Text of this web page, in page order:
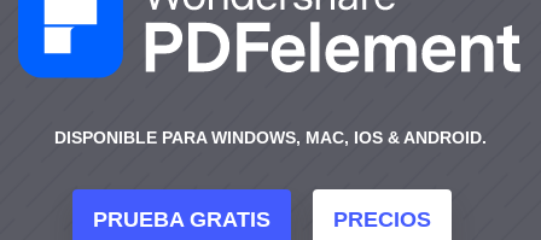
DISPONIBLE PARA WINDOWS, MAC, IOS & ANDROID.
PRUEBA GRATIS PRECIOS